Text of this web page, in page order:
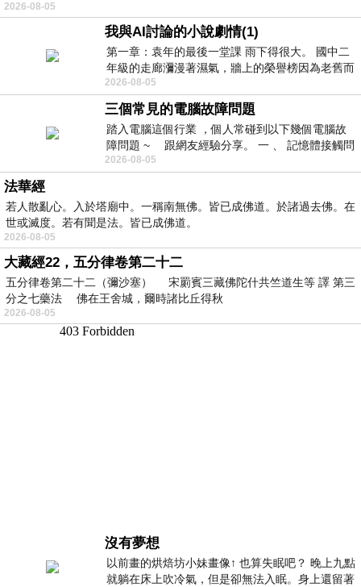
2026-08-05
我與AI討論的小說劇情(1)
第一章：袁年的最後一堂課 雨下得很大。 國中二
年級的走廊瀰漫著濕氣，牆上的榮譽榜因為老舊而
微微捲起。 堯禹舜站在辦公室外，手
2026-08-05
三個常見的電腦故障問題
踏入電腦這個行業 ，個人常碰到以下幾個電腦故
障問題 ~ 跟網友經驗分享。 一 、 記憶體接觸問
題 : 記憶體即
2026-08-05
法華經
若人散亂心。入於塔廟中。一稱南無佛。皆已成佛道。於諸過去佛。在
世或滅度。若有聞是法。皆已成佛道。
2026-08-05
大藏經22，五分律卷第二十二
五分律卷第二十二（彌沙塞） 宋罽賓三藏佛陀什共竺道生等 譯 第三
分之七藥法 佛在王舍城，爾時諸比丘得秋
2026-08-05
沒有夢想
以前畫的烘焙坊小妹畫像↑ 也算失眠吧？ 晚上九點
就躺在床上吹冷氣，但是卻無法入眠。身上還留著